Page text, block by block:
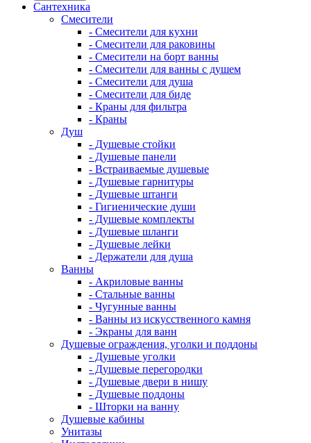
Сантехника
Смесители
- Смесители для кухни
- Смесители для раковины
- Смесители на борт ванны
- Смесители для ванны с душем
- Смесители для душа
- Смесители для биде
- Краны для фильтра
- Краны
Душ
- Душевые стойки
- Душевые панели
- Встраиваемые душевые
- Душевые гарнитуры
- Душевые штанги
- Гигиенические души
- Душевые комплекты
- Душевые шланги
- Душевые лейки
- Держатели для душа
Ванны
- Акриловые ванны
- Стальные ванны
- Чугунные ванны
- Ванны из искусственного камня
- Экраны для ванн
Душевые ограждения, уголки и поддоны
- Душевые уголки
- Душевые перегородки
- Душевые двери в нишу
- Душевые поддоны
- Шторки на ванну
Душевые кабины
Унитазы